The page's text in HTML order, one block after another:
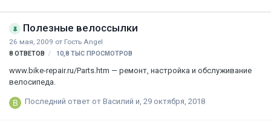
Полезные велоссылки
26 мая, 2009 от Гость Angel
8 ОТВЕТОВ 10,8 ТЫС ПРОСМОТРОВ
www.bike-repair.ru/Parts.htm — ремонт, настройка и обслуживание
велосипеда.
Последний ответ от Василий и, 29 октября, 2018